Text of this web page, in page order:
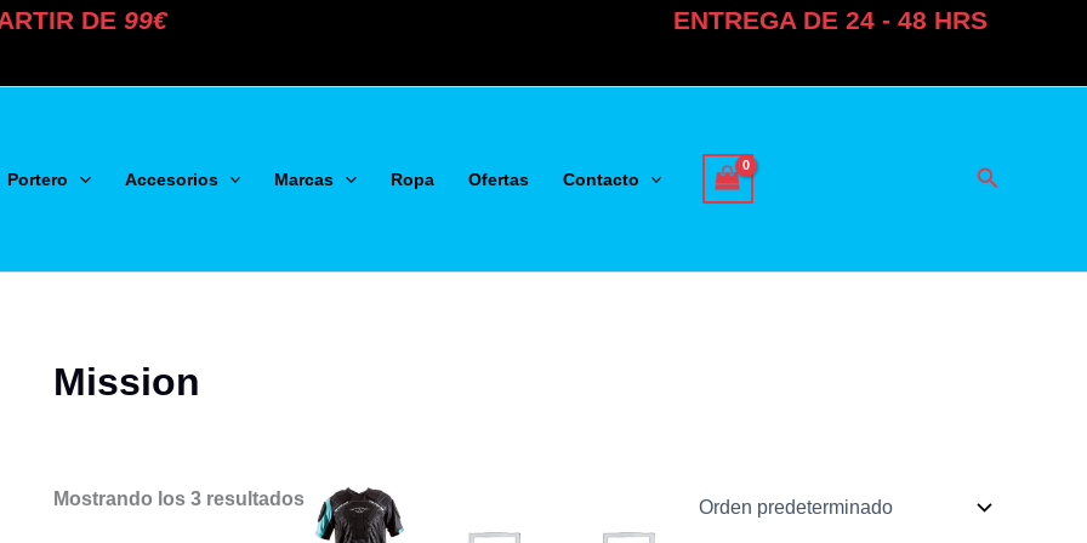
DE 99€ ENTREGA DE 24 - 48 HRS
Portero Accesorios Marcas Ropa Ofertas Contacto Buscar
Mission
Mostrando los 3 resultados